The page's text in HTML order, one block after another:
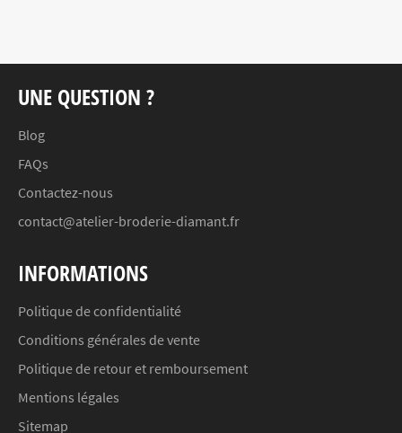
UNE QUESTION ?
Blog
FAQs
Contactez-nous
contact@atelier-broderie-diamant.fr
INFORMATIONS
Politique de confidentialité
Conditions générales de vente
Politique de retour et remboursement
Mentions légales
Sitemap